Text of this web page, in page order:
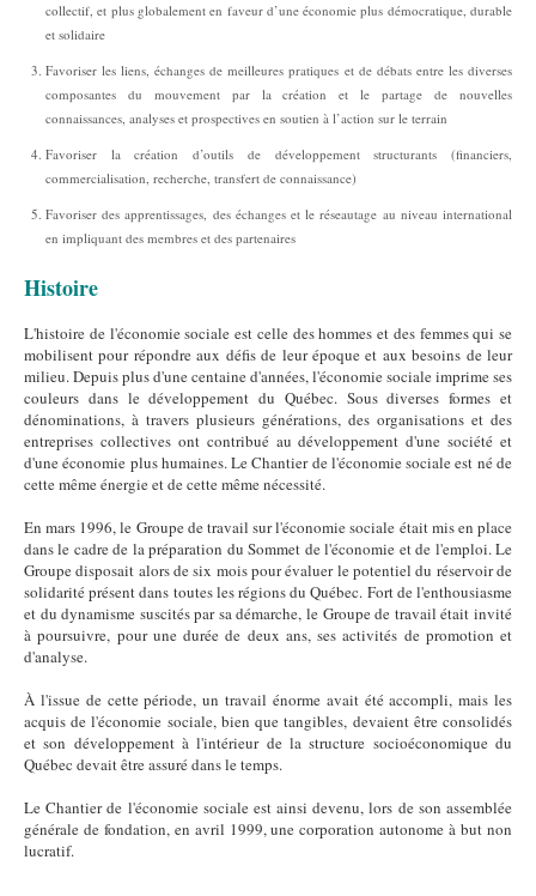
collectif, et plus globalement en faveur d’une économie plus démocratique, durable
et solidaire
Favoriser les liens, échanges de meilleures pratiques et de débats entre les diverses
composantes du mouvement par la création et le partage de nouvelles
connaissances, analyses et prospectives en soutien à l’action sur le terrain
Favoriser la création d’outils de développement structurants (financiers,
commercialisation, recherche, transfert de connaissance)
Favoriser des apprentissages, des échanges et le réseautage au niveau international
en impliquant des membres et des partenaires
Histoire
L'histoire de l'économie sociale est celle des hommes et des femmes qui se
mobilisent pour répondre aux défis de leur époque et aux besoins de leur
milieu. Depuis plus d'une centaine d'années, l'économie sociale imprime ses
couleurs dans le développement du Québec. Sous diverses formes et
dénominations, à travers plusieurs générations, des organisations et des
entreprises collectives ont contribué au développement d'une société et
d'une économie plus humaines. Le Chantier de l'économie sociale est né de
cette même énergie et de cette même nécessité.
En mars 1996, le Groupe de travail sur l'économie sociale était mis en place
dans le cadre de la préparation du Sommet de l'économie et de l'emploi. Le
Groupe disposait alors de six mois pour évaluer le potentiel du réservoir de
solidarité présent dans toutes les régions du Québec. Fort de l'enthousiasme
et du dynamisme suscités par sa démarche, le Groupe de travail était invité
à poursuivre, pour une durée de deux ans, ses activités de promotion et
d'analyse.
À l'issue de cette période, un travail énorme avait été accompli, mais les
acquis de l'économie sociale, bien que tangibles, devaient être consolidés
et son développement à l'intérieur de la structure socioéconomique du
Québec devait être assuré dans le temps.
Le Chantier de l'économie sociale est ainsi devenu, lors de son assemblée
générale de fondation, en avril 1999, une corporation autonome à but non
lucratif.